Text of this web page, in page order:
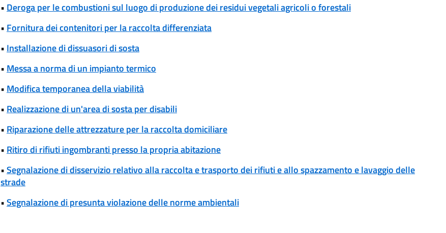
• Deroga per le combustioni sul luogo di produzione dei residui vegetali agricoli o forestali
• Fornitura dei contenitori per la raccolta differenziata
• Installazione di dissuasori di sosta
• Messa a norma di un impianto termico
• Modifica temporanea della viabilità
• Realizzazione di un'area di sosta per disabili
• Riparazione delle attrezzature per la raccolta domiciliare
• Ritiro di rifiuti ingombranti presso la propria abitazione
•Segnalazione di disservizio relativo alla raccolta e trasporto dei rifiuti e allo spazzamento e lavaggio delle
strade
•Segnalazione di presunta violazione delle norme ambientali